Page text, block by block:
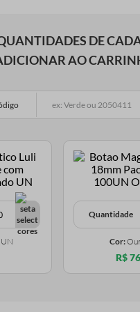
DE
AO
Quantidade
Cor:
R$